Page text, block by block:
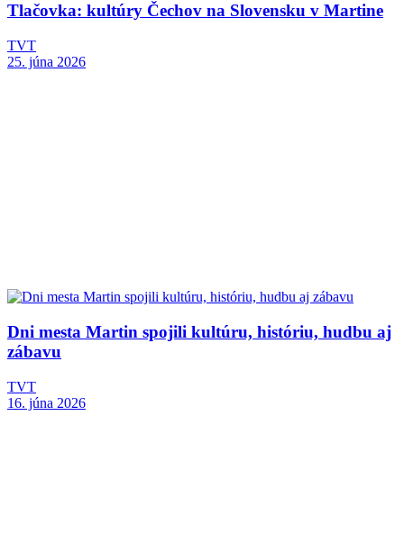
Tlačovka: kultúry Čechov na Slovensku v Martine
TVT
25. júna 2026
Dni mesta Martin spojili kultúru, históriu, hudbu aj
zábavu
TVT
16. júna 2026